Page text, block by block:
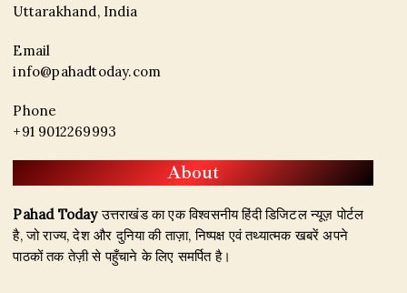
Uttarakhand, India
Email
info@pahadtoday.com
Phone
+91 9012269993
About
Pahad Todayउत्तराखंड का एक विश्वसनीय हिंदी डिजिटल न्यूज़ पोर्टल
है, जो राज्य, देश और दुनिया की ताज़ा, निष्पक्ष एवं तथ्यात्मक खबरें अपने
पाठकों तक तेज़ी से पहुँचाने के लिए समर्पित है।